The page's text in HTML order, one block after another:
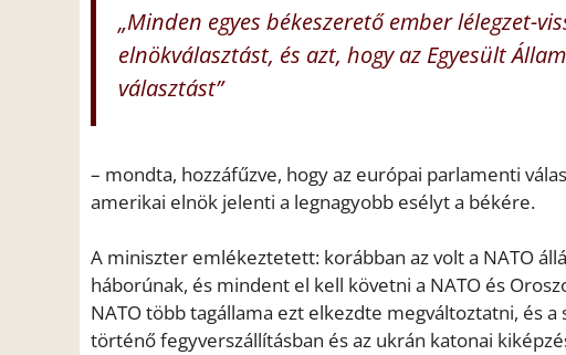
„Minden egyes békeszerető ember lélegzet-
elnökválasztást, és azt, hogy az Egyesült
választást”
– mondta, hozzáfűzve, hogy az európai parlamenti
amerikai elnök jelenti a legnagyobb esélyt a békére.
A miniszter emlékeztetett: korábban az volt a NATO
háborúnak, és mindent el kell követni a NATO és
NATO több tagállama ezt elkezdte megváltoztatni, és
történő fegyverszállításban és az ukrán katonai